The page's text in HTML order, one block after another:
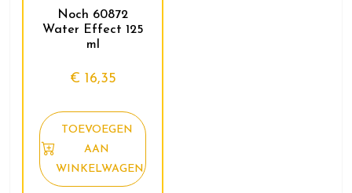
Noch 60872
Water Effect 125
ml
€ 16,35
TOEVOEGEN
AAN
WINKELWAGEN